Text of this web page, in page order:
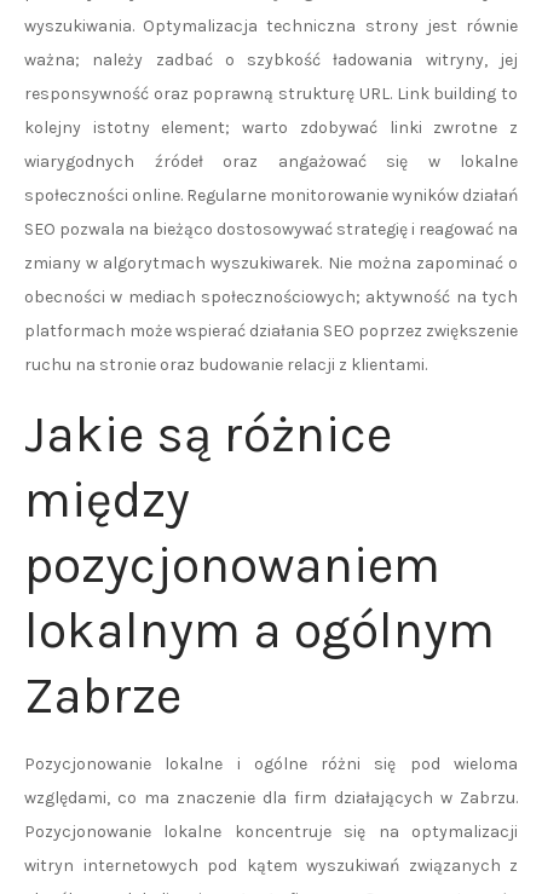
wyszukiwania. Optymalizacja techniczna strony jest równie
ważna; należy zadbać o szybkość ładowania witryny, jej
responsywność oraz poprawną strukturę URL. Link building to
kolejny istotny element; warto zdobywać linki zwrotne z
wiarygodnych źródeł oraz angażować się w lokalne
społeczności online. Regularne monitorowanie wyników działań
SEO pozwala na bieżąco dostosowywać strategię i reagować na
zmiany w algorytmach wyszukiwarek. Nie można zapominać o
obecności w mediach społecznościowych; aktywność na tych
platformach może wspierać działania SEO poprzez zwiększenie
ruchu na stronie oraz budowanie relacji z klientami.
Jakie są różnice
między
pozycjonowaniem
lokalnym a ogólnym
Zabrze
Pozycjonowanie lokalne i ogólne różni się pod wieloma
względami, co ma znaczenie dla firm działających w Zabrzu.
Pozycjonowanie lokalne koncentruje się na optymalizacji
witryn internetowych pod kątem wyszukiwań związanych z